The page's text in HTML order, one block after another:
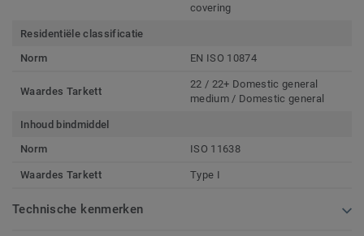
covering
Residentiële classificatie
Norm
EN ISO 10874
Waardes Tarkett
22 / 22+ Domestic general
medium / Domestic general
Inhoud bindmiddel
Norm
ISO 11638
Waardes Tarkett Type I
Technische kenmerken